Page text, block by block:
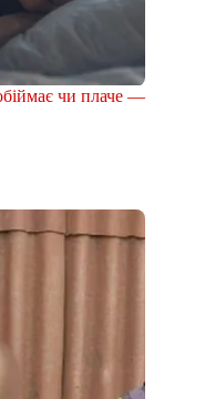
чи плаче —